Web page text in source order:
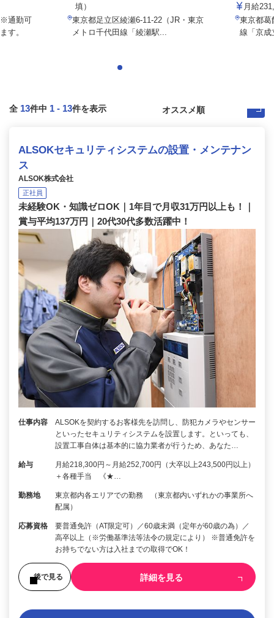
通勤可
す。
填）
東京都足立区綾瀬6-11-22（JR・東京
メトロ千代田線「綾瀬駅...
月給
東京都葛
線「京成
全 13件中 1 - 13件を表示
ALSOKセキュリティシステムの設置・メンテナン
ス
ALSOK株式会社
正社員
未経験OK・知識ゼロOK｜1年目で月収31万円以上も！｜
賞与平均137万円｜20代30代多数活躍中！
仕事内容
ALSOKを契約するお客様先を訪問し、防犯カメラやセンサー
といったセキュリティシステムを設置します。といっても、
設置工事自体は基本的に協力業者が行うため、あなた…
給与
月給218,300円～月給252,700円（大卒以上243,500円以上）
＋各種手当 《★…
勤務地
東京都内各エリアでの勤務 （東京都内いずれかの事業所へ
配属）
応募資格
要普通免許（AT限定可）／60歳未満（定年が60歳の為）／
高卒以上（※労働基準法等法令の規定により） ※普通免許を
お持ちでない方は入社までの取得でOK！
後で見る 詳細を見る